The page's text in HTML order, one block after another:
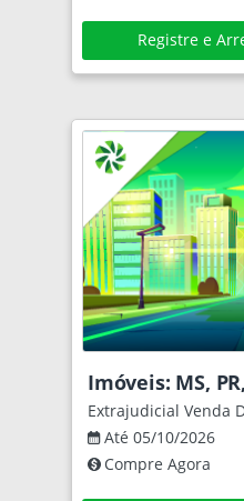
Registre e
Imóveis: MS,
Extrajudicial Venda
Até 05/10/2026
Compre Agora